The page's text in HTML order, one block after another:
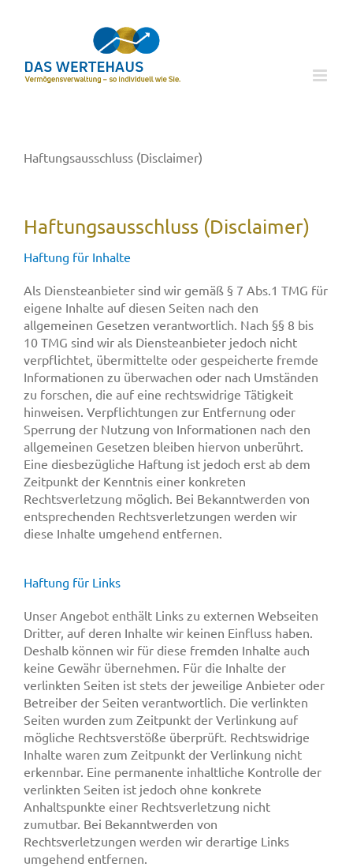
Haftungsausschluss (Disclaimer)
Haftungsausschluss (Disclaimer)
Haftung für Inhalte
Als Diensteanbieter sind wir gemäß § 7 Abs.1 TMG für
eigene Inhalte auf diesen Seiten nach den
allgemeinen Gesetzen verantwortlich. Nach §§ 8 bis
10 TMG sind wir als Diensteanbieter jedoch nicht
verpflichtet, übermittelte oder gespeicherte fremde
Informationen zu überwachen oder nach Umständen
zu forschen, die auf eine rechtswidrige Tätigkeit
hinweisen. Verpflichtungen zur Entfernung oder
Sperrung der Nutzung von Informationen nach den
allgemeinen Gesetzen bleiben hiervon unberührt.
Eine diesbezügliche Haftung ist jedoch erst ab dem
Zeitpunkt der Kenntnis einer konkreten
Rechtsverletzung möglich. Bei Bekanntwerden von
entsprechenden Rechtsverletzungen werden wir
diese Inhalte umgehend entfernen.
Haftung für Links
Unser Angebot enthält Links zu externen Webseiten
Dritter, auf deren Inhalte wir keinen Einfluss haben.
Deshalb können wir für diese fremden Inhalte auch
keine Gewähr übernehmen. Für die Inhalte der
verlinkten Seiten ist stets der jeweilige Anbieter oder
Betreiber der Seiten verantwortlich. Die verlinkten
Seiten wurden zum Zeitpunkt der Verlinkung auf
mögliche Rechtsverstöße überprüft. Rechtswidrige
Inhalte waren zum Zeitpunkt der Verlinkung nicht
erkennbar. Eine permanente inhaltliche Kontrolle der
verlinkten Seiten ist jedoch ohne konkrete
Anhaltspunkte einer Rechtsverletzung nicht
zumutbar. Bei Bekanntwerden von
Rechtsverletzungen werden wir derartige Links
umgehend entfernen.